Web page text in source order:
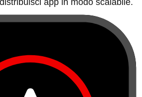
app in modo scalabile.